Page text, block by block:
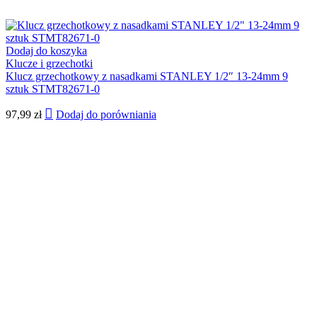
Dodaj do koszyka
Klucze i grzechotki
Klucz grzechotkowy z nasadkami STANLEY 1/2″ 13-24mm 9
sztuk STMT82671-0
97,99 zł Dodaj do porówniania